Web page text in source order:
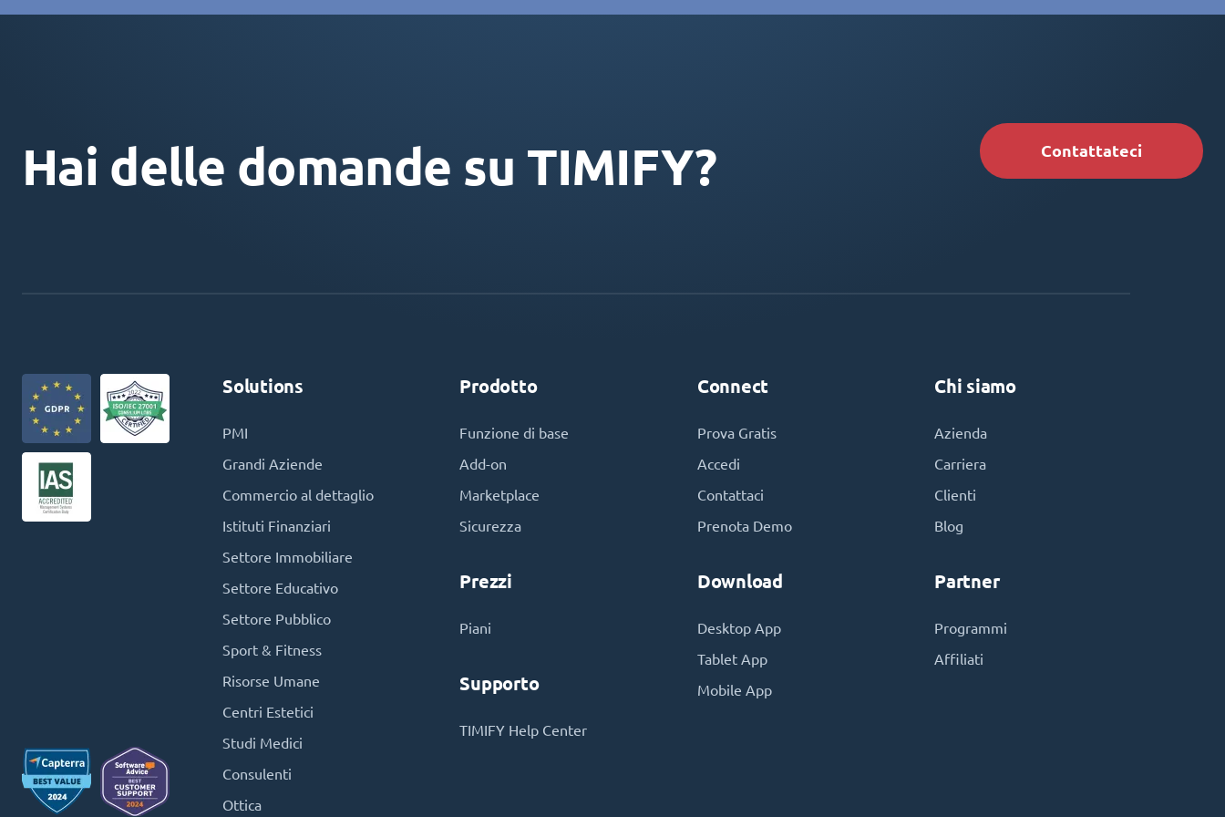
Hai delle domande su TIMIFY? Contattateci
Solutions
PMI
Grandi Aziende
Commercio al dettaglio
Istituti Finanziari
Settore Immobiliare
Settore Educativo
Settore Pubblico
Sport & Fitness
Risorse Umane
Centri Estetici
Studi Medici
Consulenti
Ottica
Prodotto
Funzione di base
Add-on
Marketplace
Sicurezza
Prezzi
Piani
Supporto
TIMIFY Help Center
Connect
Prova Gratis
Accedi
Contattaci
Prenota Demo
Download
Desktop App
Tablet App
Mobile App
Chi siamo
Azienda
Carriera
Clienti
Blog
Partner
Programmi
Affiliati